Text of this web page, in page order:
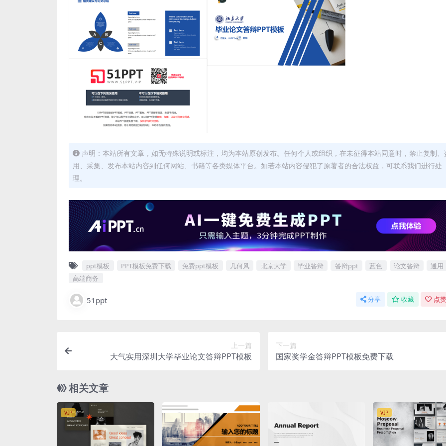
声明：本站所有文章，如无特殊说明或标注，均为本站原创发布。任何个人或组织，在未征得本站同意时，禁止复制、
用、采集、发布本站内容到任何网站、书籍等各类媒体平台。如若本站内容侵犯了原著者的合法权益，可联系我们进行处
理。
ppt模板 PPT模板免费下载 免费ppt模板 几何风 北京大学 毕业答辩 答辩ppt 蓝色 论文答辩
通用
高端商务
51ppt 分享 收藏 点
上一篇
大气实用深圳大学毕业论文答辩PPT模板
下一篇
国家奖学金答辩PPT模板免费下载
相关文章
VIP VIP